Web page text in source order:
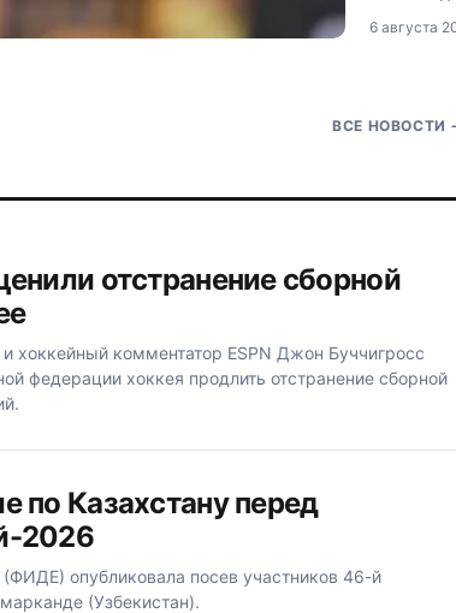
чемпиона
6 августа
ВСЕ НОВОСТИ
отстранение сборной
хоккейный комментатор ESPN Джон Буччигросс
федерации хоккея продлить отстранение сборной
по Казахстану перед
2026
опубликовала посев участников 46-й
(Узбекистан).